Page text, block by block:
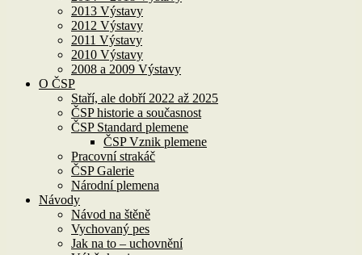
2013 Výstavy
2012 Výstavy
2011 Výstavy
2010 Výstavy
2008 a 2009 Výstavy
O ČSP
Staří, ale dobří 2022 až 2025
ČSP historie a současnost
ČSP Standard plemene
ČSP Vznik plemene
Pracovní strakáč
ČSP Galerie
Národní plemena
Návody
Návod na štěně
Vychovaný pes
Jak na to – uchovnění